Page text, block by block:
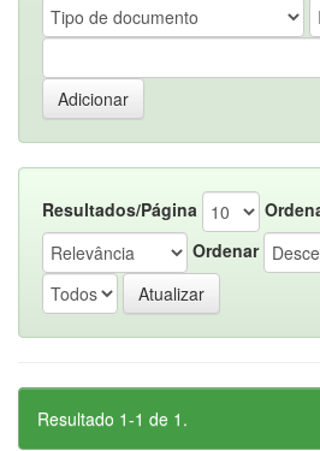
Resultados/Página
Ordenar
Resultado 1-1 de 1.